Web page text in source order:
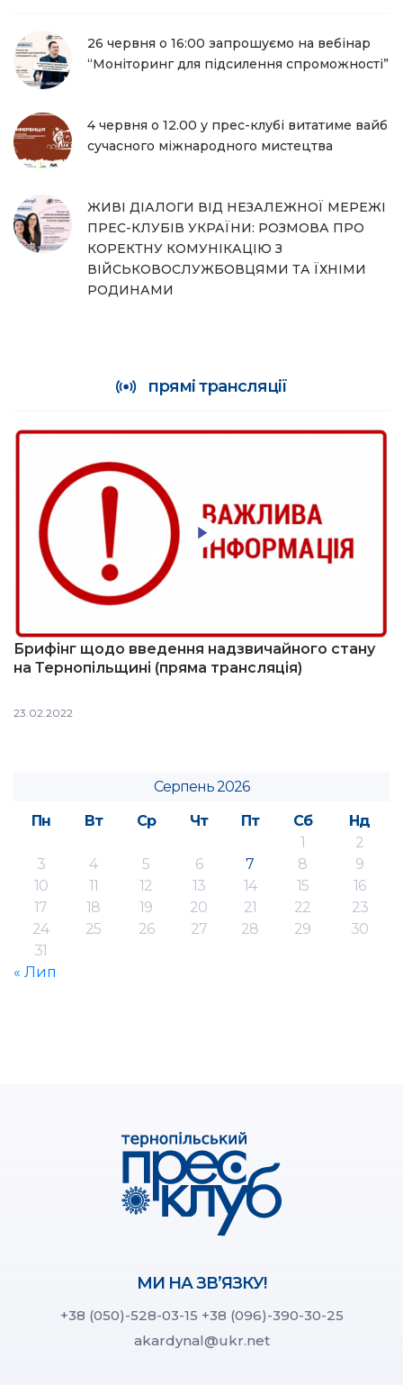
26 червня о 16:00 запрошуємо на вебінар
“Моніторинг для підсилення спроможності”
4 червня о 12.00 у прес-клубі витатиме вайб
сучасного міжнародного мистецтва
ЖИВІ ДІАЛОГИ ВІД НЕЗАЛЕЖНОЇ МЕРЕЖІ
ПРЕС-КЛУБІВ УКРАЇНИ: РОЗМОВА ПРО
КОРЕКТНУ КОМУНІКАЦІЮ З
ВІЙСЬКОВОСЛУЖБОВЦЯМИ ТА ЇХНІМИ
РОДИНАМИ
прямі трансляції
Брифінг щодо введення надзвичайного стану
на Тернопільщині (пряма трансляція)
23.02.2022
Серпень 2026
Пн
Вт Ср Чт Пт Сб
Нд
1
2
3
4 5 6 7 8
9
10
11 12 13 14 15
16
17
18 19 20 21 22
23
24
25 26 27 28 29
30
31
« Лип
МИ НА ЗВ’ЯЗКУ!
+38 (050)-528-03-15 +38 (096)-390-30-25
akardynal@ukr.net